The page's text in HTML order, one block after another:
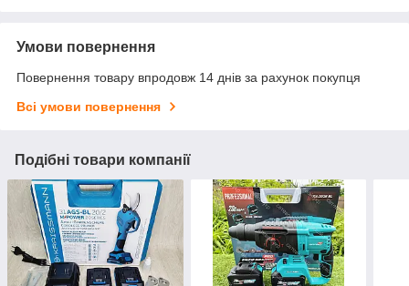
Умови повернення
Повернення товару впродовж 14 днів за рахунок покупця
Всі умови повернення
Подібні товари компанії